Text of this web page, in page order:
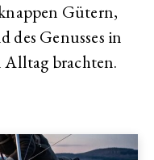
Gütern,
des Genusses in
Alltag brachten.